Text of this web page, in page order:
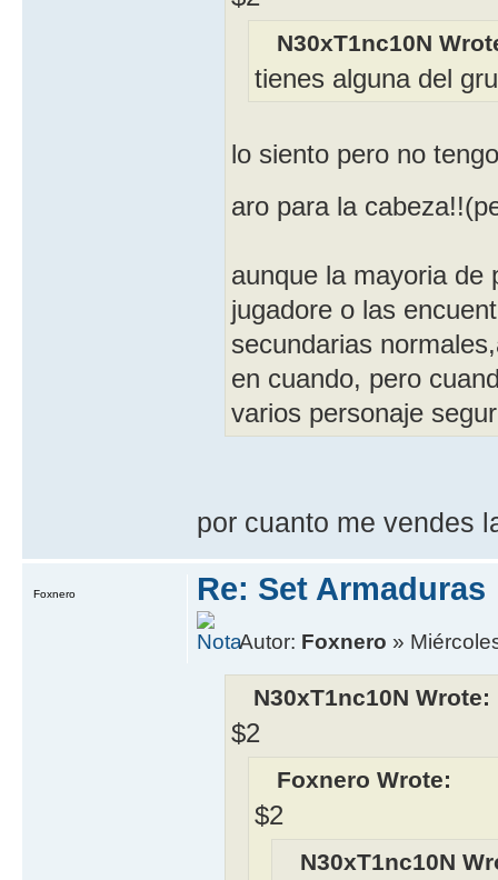
N30xT1nc10N
tienes alguna del
lo siento pero no
aro para la
aunque la mayoria de
jugadore o las
secundarias
en cuando, pero
varios personaje
por cuanto me vendes
Re: Set Armaduras
Autor: Foxnero »
N30xT1nc10N Wrote:
$2
Foxnero Wrote:
$2
N30xT1nc10N
Foxnero